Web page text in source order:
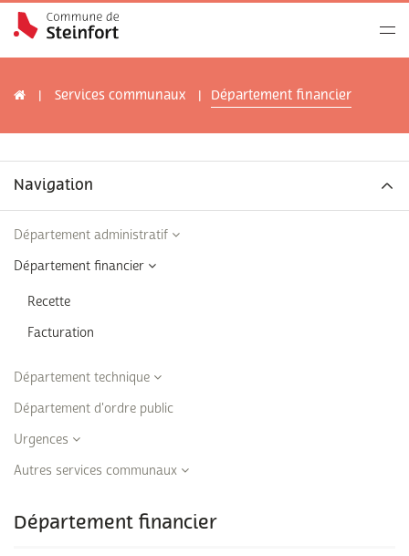
Services communaux Département financier
Navigation
Département administratif
Département financier
Recette
Facturation
Département technique
Département d'ordre public
Urgences
Autres services communaux
Département financier